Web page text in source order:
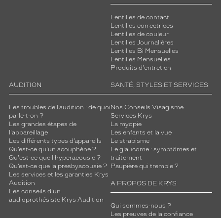
Lentilles de contact
Lentilles correctrices
Lentilles de couleur
Lentilles Journalières
Lentilles Bi Mensuelles
Lentilles Mensuelles
Produits d'entretien
AUDITION
Les troubles de l’audition : de quoi
parle-t-on ?
Les grandes étapes de
l'appareillage
Les différents types d’appareils
Qu’est-ce qu'un acouphène ?
Qu'est-ce que l'hyperacousie ?
Qu’est-ce que la presbyacousie ?
Les services et les garanties Krys
Audition
Les conseils d'un
audioprothésiste Krys Audition
SANTÉ, STYLES ET SERVICES
Nos Conseils Visagisme
Services Krys
La myopie
Les enfants et la vue
Le strabisme
Le glaucome : symptômes et
traitement
Paupière qui tremble ?
A PROPOS DE KRYS
Qui sommes-nous ?
Les preuves de la confiance